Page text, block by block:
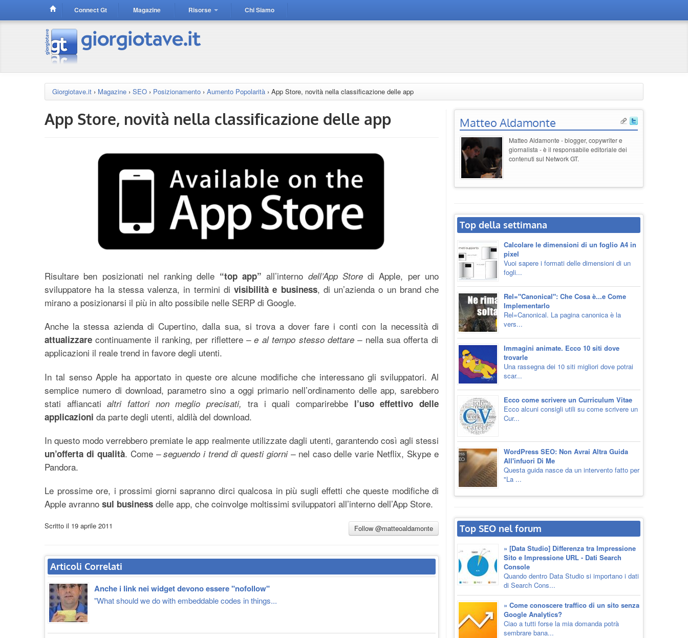
Connect Gt Magazine Risorse Chi Siamo
Giorgiotave.it › Magazine › SEO › Posizionamento › Aumento Popolarità › App Store, novità nella classificazione delle app
App Store, novità nella classificazione delle app
Risultare ben posizionati nel ranking delle “top app”all’interno dell’App Storedi Apple, per uno
sviluppatore ha la stessa valenza, in termini di visibilità e business, di un’azienda o un brand che
mirano a posizionarsi il più in alto possibile nelle SERP di Google.
Anche la stessa azienda di Cupertino, dalla sua, si trova a dover fare i conti con la necessità di
attualizzarecontinuamente il ranking, per riflettere– e al tempo stesso dettare – nella sua offerta di
applicazioni il reale trend in favore degli utenti.
In tal senso Apple ha apportato in queste ore alcune modifiche che interessano gli sviluppatori. Al
semplice numero di download, parametro sino a oggi primario nell’ordinamento delle app, sarebbero
stati affiancatialtri fattori non meglio precisati, tra i quali comparirebbel’uso effettivo delle
applicazioni da parte degli utenti, aldilà del download.
In questo modo verrebbero premiate le app realmente utilizzate dagli utenti, garantendo così agli stessi
un’offerta di qualità. Come– seguendo i trend di questi giorni – nel caso delle varie Netflix, Skype e
Pandora.
Le prossime ore, i prossimi giorni sapranno dirci qualcosa in più sugli effetti che queste modifiche di
Apple avranno sul business delle app, che coinvolge moltissimi sviluppatori all’interno dell’App Store.
Scritto il 19 aprile 2011 Follow @matteoaldamonte
Articoli Correlati
Anche i link nei widget devono essere "nofollow"
"What should we do with embeddable codes in things...
Matteo Aldamonte
Matteo Aldamonte - blogger, copywriter e
giornalista - è il responsabile editoriale dei
contenuti sul Network GT.
Top della settimana
Calcolare le dimensioni di un foglio A4 in
pixel
Vuoi sapere i formati delle dimensioni di un
fogli...
Rel="Canonical": Che Cosa è...e Come
Implementarlo
Rel=Canonical. La pagina canonica è la
vers...
Immagini animate. Ecco 10 siti dove
trovarle
Una rassegna dei 10 siti migliori dove potrai
scar...
Ecco come scrivere un Curriculum Vitae
Ecco alcuni consigli utili su come scrivere un
Cur...
WordPress SEO: Non Avrai Altra Guida
All'infuori Di Me
Questa guida nasce da un intervento fatto per
"La ...
Top SEO nel forum
» [Data Studio] Differenza tra Impressione
Sito e Impressione URL - Dati Search
Console
Quando dentro Data Studio si importano i dati
di Search Cons...
» Come conoscere traffico di un sito senza
Google Analytics?
Ciao a tutti forse la mia domanda potrà
sembrare bana...